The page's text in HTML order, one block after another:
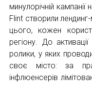
минулорічній
Flint створили
цього, кожен
регіону. До
ролики, у яких
своє місто: за
інфлюенсерів